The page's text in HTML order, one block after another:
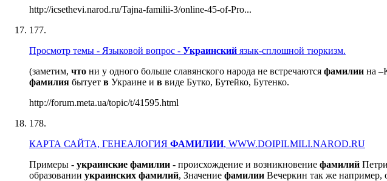
http://icsethevi.narod.ru/Tajna-familii-3/online-45-of-Pro...
177.
Просмотр темы - Языковой вопрос - Украинский язык-сплошной тюркизм.
(заметим, что ни у одного больше славянского народа не встречаются фамилии на
фамилия бытует в Украине и в виде Бутко, Бутейко, Бутенко.
http://forum.meta.ua/topic/t/41595.html
178.
КАРТА САЙТА, ГЕНЕАЛОГИЯ ФАМИЛИИ, WWW.DOIPILMILI.NAROD.RU
Примеры - украинские фамилии - происхождение и возникновение фамилий
образовании украинских фамилий, Значение фамилии Вечеркин так же например,